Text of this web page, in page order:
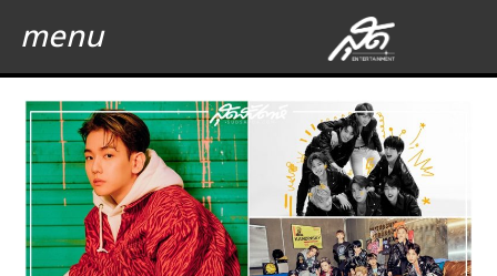
menu